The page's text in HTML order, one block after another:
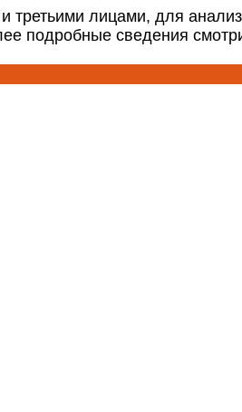
лицами, для
подробные сведения